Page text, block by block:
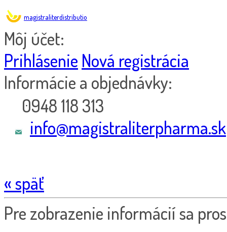
magistraliterdistributio
Môj účet:
Prihlásenie Nová registrácia
Informácie a objednávky:
0948 118 313
info@magistraliterpharma.sk
« späť
Pre zobrazenie informácií sa